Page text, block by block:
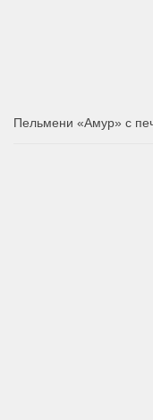
Пельмени «Амур» с